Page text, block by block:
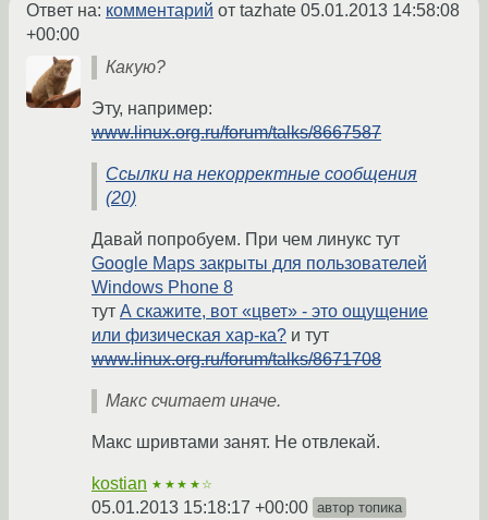
Ответ на: комментарий от tazhate 05.01.2013 14:58:08
+00:00
Какую?
Эту, например:
www.linux.org.ru/forum/talks/8667587
Ссылки на некорректные сообщения
(20)
Давай попробуем. При чем линукс тут
Google Maps закрыты для пользователей
Windows Phone 8
тут А скажите, вот «цвет» - это ощущение
или физическая хар-ка? и тут
www.linux.org.ru/forum/talks/8671708
Макс считает иначе.
Макс шривтами занят. Не отвлекай.
kostian ★★★★☆
05.01.2013 15:18:17 +00:00 автор топика